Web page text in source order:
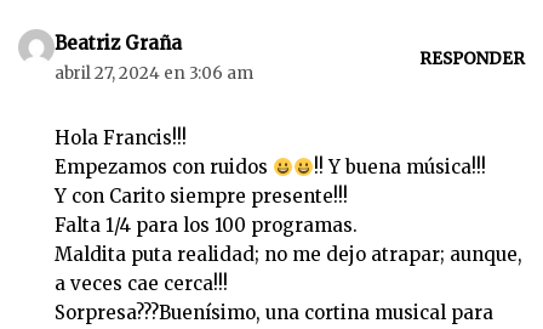
Beatriz Graña
abril 27, 2024 en 3:06 am
RESPONDER
Hola Francis!!!
Empezamos con ruidos
!! Y buena música!!!
Y con Carito siempre presente!!!
Falta 1/4 para los 100 programas.
Maldita puta realidad; no me dejo atrapar; aunque,
a veces cae cerca!!!
Sorpresa???Buenísimo, una cortina musical para